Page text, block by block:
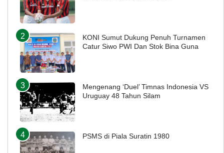
KONI Sumut Dukung Penuh Turnamen
Catur Siwo PWI Dan Stok Bina Guna
Mengenang ‘Duel’ Timnas Indonesia VS
Uruguay 48 Tahun Silam
PSMS di Piala Suratin 1980